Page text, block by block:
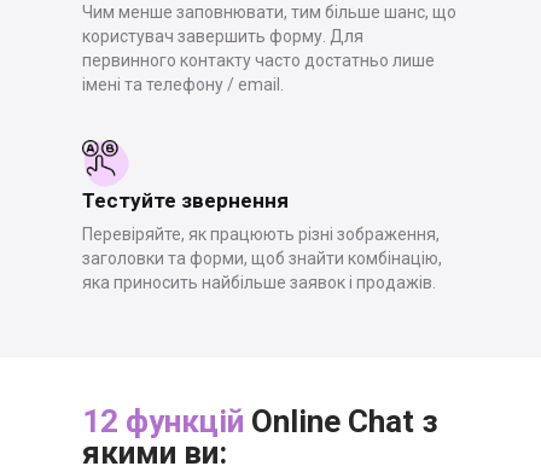
Чим менше заповнювати, тим більше шанс, що
користувач завершить форму. Для
первинного контакту часто достатньо лише
імені та телефону / email.
Тестуйте звернення
Перевіряйте, як працюють різні зображення,
заголовки та форми, щоб знайти комбінацію,
яка приносить найбільше заявок і продажів.
12 функцій Online Chat з
якими ви: